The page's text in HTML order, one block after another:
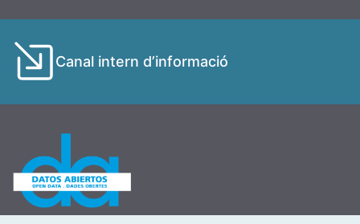
Canal intern d’informació